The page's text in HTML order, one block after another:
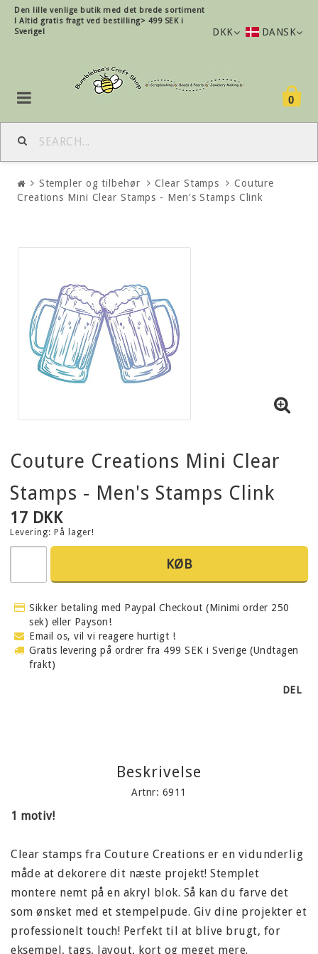
Den lille venlige butik med det brede sortiment
! Altid gratis fragt ved bestilling> 499 SEK i
Sverige!
DKK DANSK
0
Stempler og tilbehør Clear Stamps
Couture
Creations Mini Clear Stamps - Men's Stamps Clink
Couture Creations Mini Clear
Stamps - Men's Stamps Clink
17 DKK
Levering: På lager!
KØB
Sikker betaling med Paypal Checkout (Minimi order 250
sek) eller Payson!
Email os, vil vi reagere hurtigt !
Gratis levering på ordrer fra 499 SEK i Sverige (Undtagen
frakt)
DEL
Beskrivelse
Artnr: 6911
1 motiv!
Clear stamps fra Couture Creations er en vidunderlig
måde at dekorere dit næste projekt! Stemplet
montere nemt på en akryl blok. Så kan du farve det
som ønsket med et stempelpude. Giv dine projekter et
professionelt touch! Perfekt til at blive brugt, for
eksempel, tags, layout, kort og meget mere.